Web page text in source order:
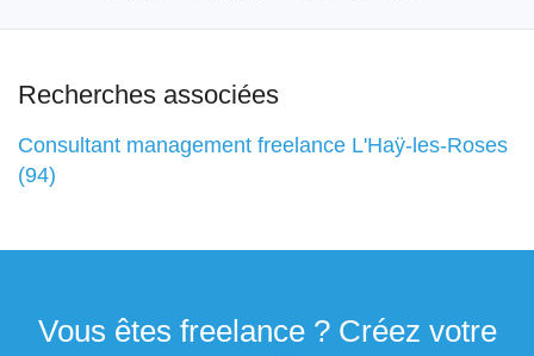
Recherches associées
Consultant management freelance L'Haÿ-les-Roses
(94)
Vous êtes freelance ? Créez votre